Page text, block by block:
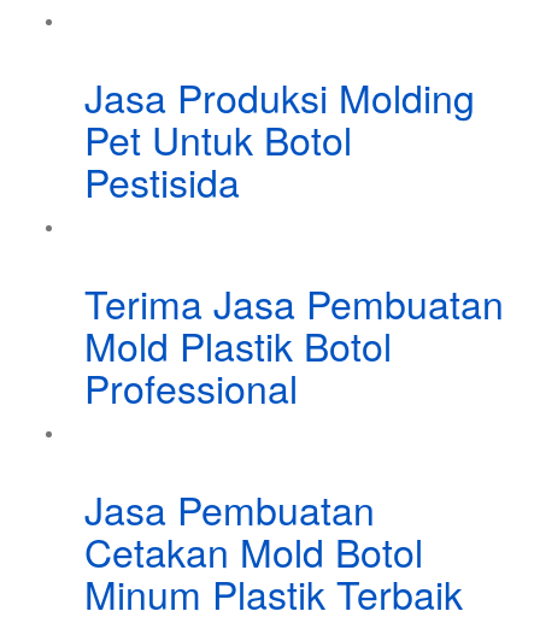
Jasa Produksi Molding
Pet Untuk Botol
Pestisida
Terima Jasa Pembuatan
Mold Plastik Botol
Professional
Jasa Pembuatan
Cetakan Mold Botol
Minum Plastik Terbaik